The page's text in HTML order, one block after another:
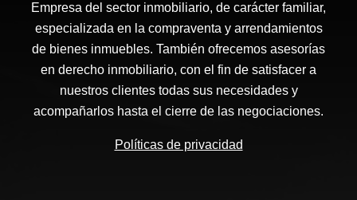
Empresa del sector inmobiliario, de carácter familiar,
especializada en la compraventa y arrendamientos
de bienes inmuebles. También ofrecemos asesorías
en derecho inmobiliario, con el fin de satisfacer a
nuestros clientes todas sus necesidades y
acompañarlos hasta el cierre de las negociaciones.
Políticas de privacidad